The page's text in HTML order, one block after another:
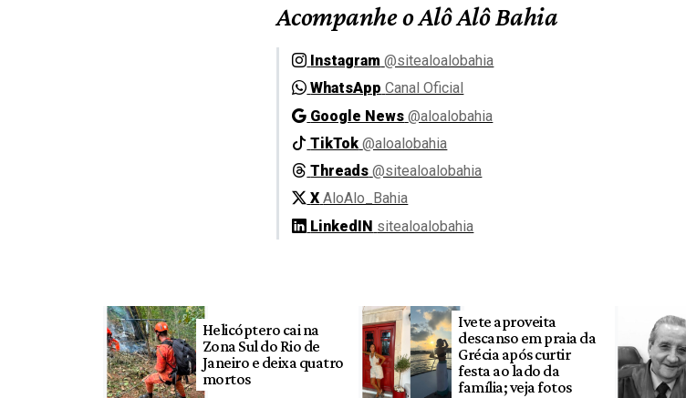
Acompanhe o Alô Alô Bahia
Instagram @sitealoalobahia
WhatsApp Canal Oficial
Google News @aloalobahia
TikTok @aloalobahia
Threads @sitealoalobahia
X AloAlo_Bahia
LinkedIN sitealoalobahia
Helicóptero cai na
Zona Sul do Rio de
Janeiro e deixa quatro
mortos
Ivete aproveita
descanso em praia da
Grécia após curtir
festa ao lado da
família; veja fotos